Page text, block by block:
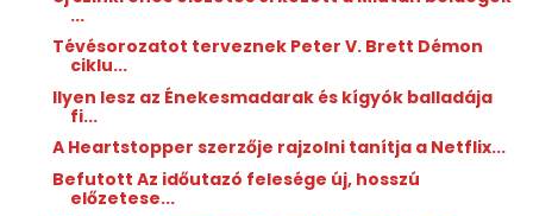
...
Tévésorozatot terveznek Peter V. Brett Démon
ciklu...
Ilyen lesz az Énekesmadarak és kígyók balladája
fi...
A Heartstopper szerzője rajzolni tanítja a Netflix...
Befutott Az időutazó felesége új, hosszú
előzetese...